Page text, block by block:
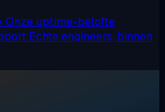
Onze uptime-belofte
Echte engineers, binnen